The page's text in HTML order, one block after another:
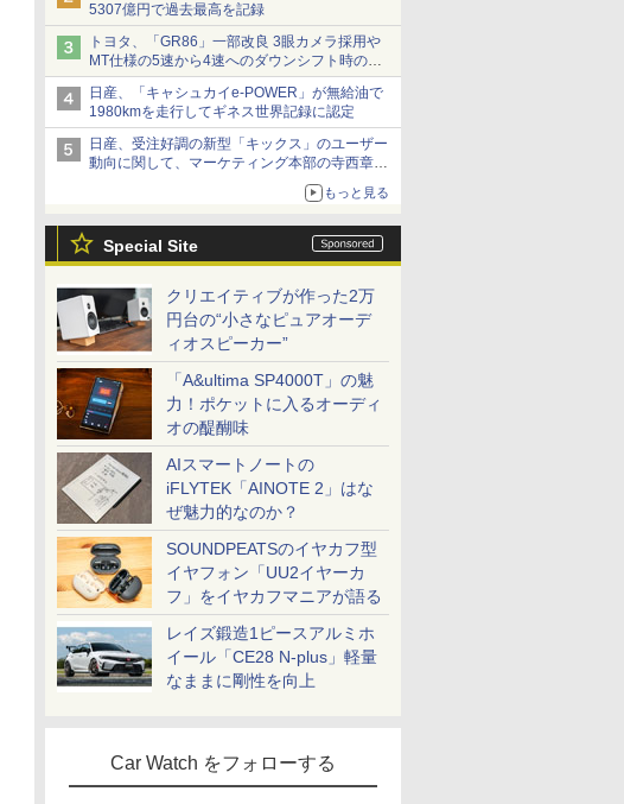
5307億円で過去最高を記録
トヨタ、「GR86」一部改良 3眼カメラ採用や
MT仕様の5速から4速へのダウンシフト時の操
作性向上など
日産、「キャシュカイe-POWER」が無給油で
1980kmを走行してギネス世界記録に認定
日産、受注好調の新型「キックス」のユーザー
動向に関して、マーケティング本部の寺西章氏
もっと見る
Special Site
クリエイティブが作った2万
円台の“小さなピュアオーデ
ィオスピーカー”
「A&ultima SP4000T」の魅
力！ポケットに入るオーディ
オの醍醐味
AIスマートノートの
iFLYTEK「AINOTE 2」はな
ぜ魅力的なのか？
SOUNDPEATSのイヤカフ型
イヤフォン「UU2イヤーカ
フ」をイヤカフマニアが語る
レイズ鍛造1ピースアルミホ
イール「CE28 N-plus」軽量
なままに剛性を向上
Car Watch をフォローする